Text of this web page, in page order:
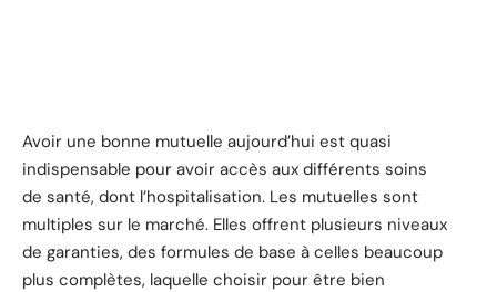
Avoir une bonne mutuelle aujourd’hui est quasi
indispensable pour avoir accès aux différents soins
de santé, dont l’hospitalisation. Les mutuelles sont
multiples sur le marché. Elles offrent plusieurs niveaux
de garanties, des formules de base à celles beaucoup
plus complètes, laquelle choisir pour être bien